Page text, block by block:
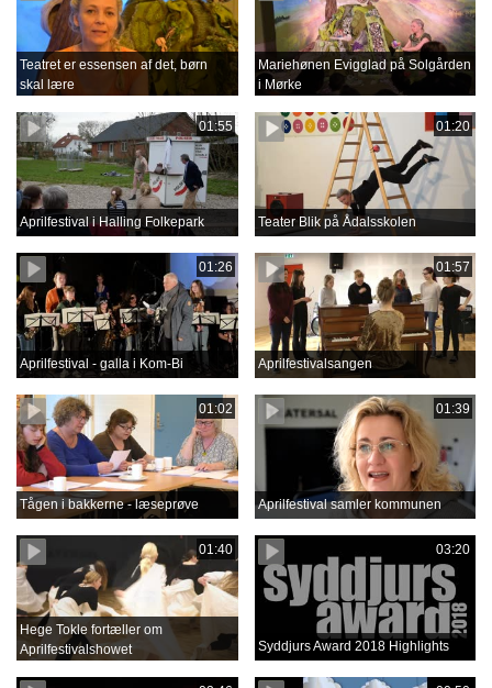
Teatret er essensen af det, børn
skal lære
Mariehønen Evigglad på Solgården
i Mørke
01:55
Aprilfestival i Halling Folkepark
01:20
Teater Blik på Ådalsskolen
01:26
Aprilfestival - galla i Kom-Bi
01:57
Aprilfestivalsangen
01:02
Tågen i bakkerne - læseprøve
01:39
Aprilfestival samler kommunen
01:40
Hege Tokle fortæller om
Aprilfestivalshowet
03:20
Syddjurs Award 2018 Highlights